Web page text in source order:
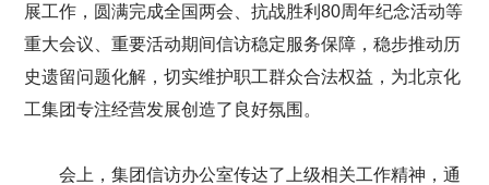
展工作，圆满完成全国两会、抗战胜利80周年纪念活动等
重大会议、重要活动期间信访稳定服务保障，稳步推动历
史遗留问题化解，切实维护职工群众合法权益，为北京化
工集团专注经营发展创造了良好氛围。
会上，集团信访办公室传达了上级相关工作精神，通